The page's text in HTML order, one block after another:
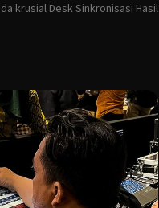
krusial Desk Sinkronisasi Hasil